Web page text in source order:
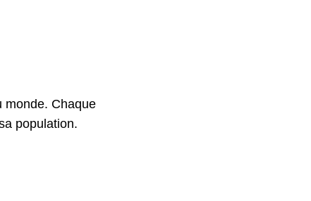
monde. Chaque
population.